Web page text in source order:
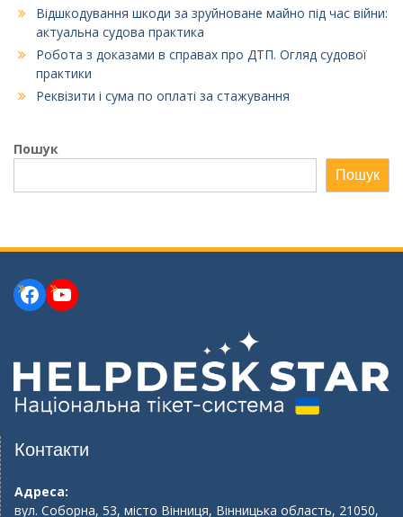
Відшкодування шкоди за зруйноване майно під час війни:
актуальна судова практика
Робота з доказами в справах про ДТП. Огляд судової
практики
Реквізити і сума по оплаті за стажування
Пошук
Пошук
Facebook
YouTube
Контакти
Адреса:
вул. Соборна, 53, місто Вінниця, Вінницька область, 21050,